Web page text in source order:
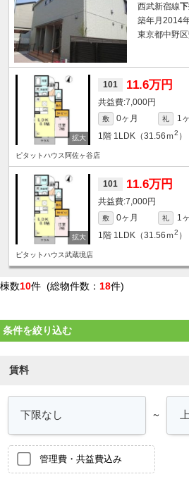
西武新宿線
築年月2014
東京都中野
101 11.6万円
7,000円
敷 0ヶ月 礼
1
1階 1LDK（31.56ｍ2 ）
ピタットハウス阿佐ヶ谷店
101 11.6万円
7,000円
敷 0ヶ月 礼
1
1階 1LDK（31.56ｍ2 ）
ピタットハウス武蔵境店
棟数10件 (総物件数： 18件)
条件を絞り込む
賃料
～
管理費・共益費込み